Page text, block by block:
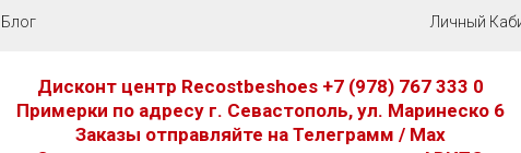
Блог Личный
Дисконт центр Recostbeshoes +7 (978) 767 333 0
Примерки по адресу г. Севастополь, ул. Маринеско 6
Заказы отправляйте на Телеграмм / Мах